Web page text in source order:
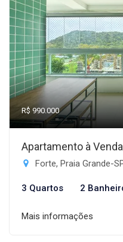
R$ 990.000
Apartamento à
Forte, Praia Grande-
3 Quartos 2
Mais informações